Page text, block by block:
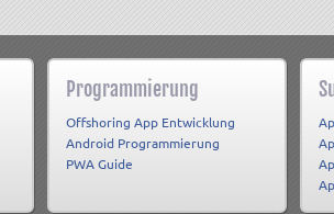
Programmierung
Offshoring App Entwicklung
Android Programmierung
PWA Guide